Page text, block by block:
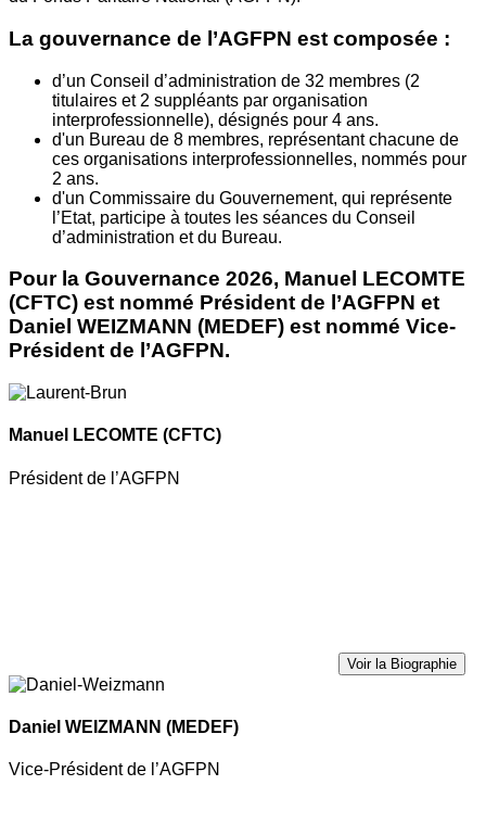
La gouvernance de l’AGFPN est composée :
d’un Conseil d’administration de 32 membres (2
titulaires et 2 suppléants par organisation
interprofessionnelle), désignés pour 4 ans.
d'un Bureau de 8 membres, représentant chacune de
ces organisations interprofessionnelles, nommés pour
2 ans.
d'un Commissaire du Gouvernement, qui représente
l’Etat, participe à toutes les séances du Conseil
d’administration et du Bureau.
Pour la Gouvernance 2026, Manuel LECOMTE
(CFTC) est nommé Président de l’AGFPN et
Daniel WEIZMANN (MEDEF) est nommé Vice-
Président de l’AGFPN.
Manuel LECOMTE (CFTC)
Président de l’AGFPN
Voir la Biographie
Daniel WEIZMANN (MEDEF)
Vice-Président de l’AGFPN